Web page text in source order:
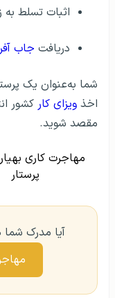
اثبات تسلط
دریافت جاب آفر
شما به‌عنوان یک
اخذ ویزای کار کشور
مقصد شوید.
مهاجرت کاری
پرستار
آیا مدرک شما